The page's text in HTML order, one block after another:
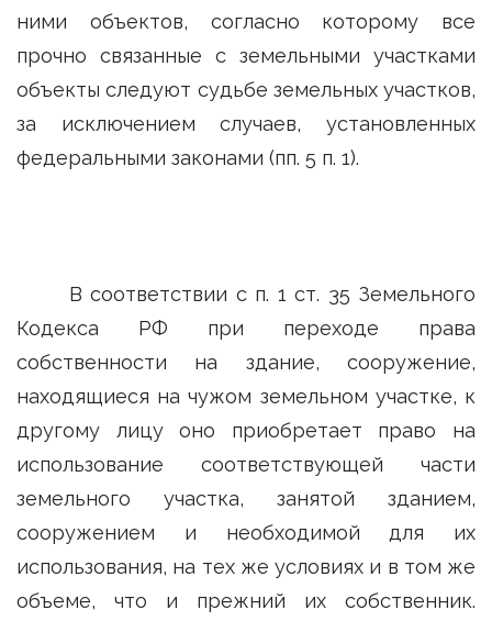
ними объектов, согласно которому все
прочно связанные с земельными участками
объекты следуют судьбе земельных участков,
за исключением случаев, установленных
федеральными законами (пп. 5 п. 1).
В соответствии с п. 1 ст. 35 Земельного
Кодекса РФ при переходе права
собственности на здание, сооружение,
находящиеся на чужом земельном участке, к
другому лицу оно приобретает право на
использование соответствующей части
земельного участка, занятой зданием,
сооружением и необходимой для их
использования, на тех же условиях и в том же
объеме, что и прежний их собственник.